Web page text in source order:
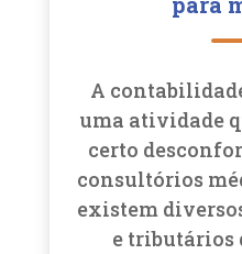
A
uma atividade
certo
consultórios
existem
e tributários